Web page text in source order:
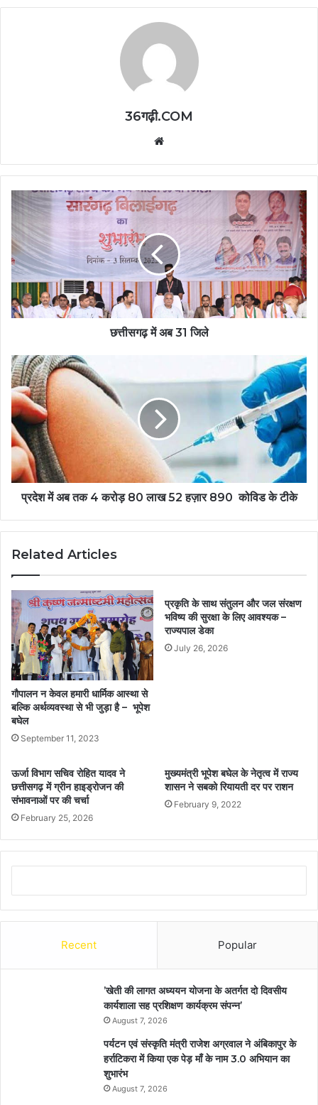
36गढ़ी.COM
छत्तीसगढ़ में अब 31 जिले
प्रदेश में अब तक 4 करोड़ 80 लाख 52 हज़ार 890 कोविड के टीके
Related Articles
गौपालन न केवल हमारी धार्मिक आस्था से
बल्कि अर्थव्यवस्था से भी जुड़ा है – भूपेश
बघेल
September 11, 2023
प्रकृति के साथ संतुलन और जल संरक्षण
भविष्य की सुरक्षा के लिए आवश्यक –
राज्यपाल डेका
July 26, 2026
ऊर्जा विभाग सचिव रोहित यादव ने
छत्तीसगढ़ में ग्रीन हाइड्रोजन की
संभावनाओं पर की चर्चा
February 25, 2026
मुख्यमंत्री भूपेश बघेल के नेतृत्व में राज्य
शासन ने सबको रियायती दर पर राशन
February 9, 2022
Recent Popular
’खेती की लागत अध्ययन योजना के अतर्गत दो दिवसीय
कार्यशाला सह प्रशिक्षण कार्यक्रम संपन्न’
August 7, 2026
पर्यटन एवं संस्कृति मंत्री राजेश अग्रवाल ने अंबिकापुर के
हर्राटिकरा में किया एक पेड़ माँ के नाम 3.0 अभियान का
शुभारंभ
August 7, 2026